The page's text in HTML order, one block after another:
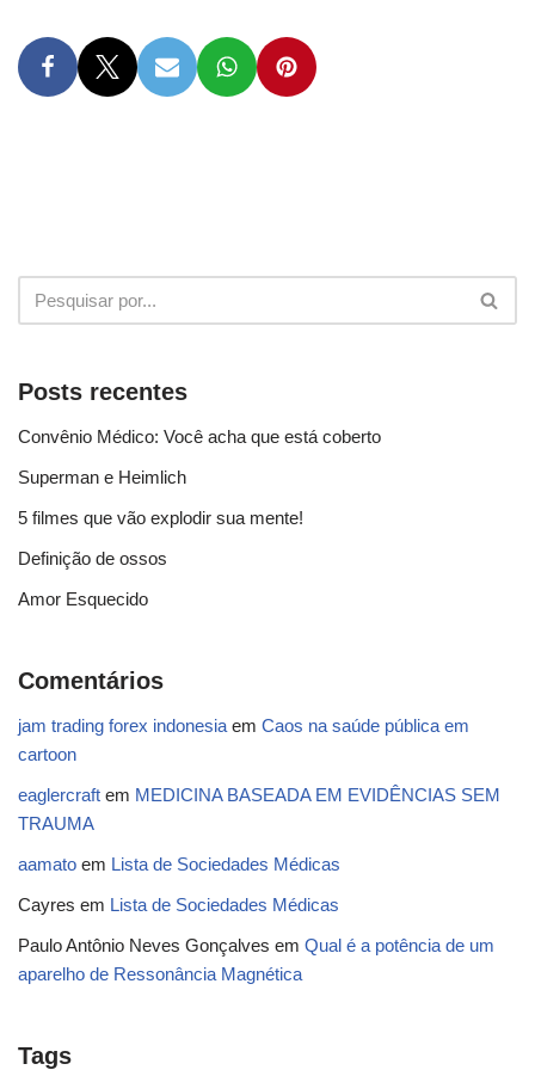
Posts recentes
Convênio Médico: Você acha que está coberto
Superman e Heimlich
5 filmes que vão explodir sua mente!
Definição de ossos
Amor Esquecido
Comentários
jam trading forex indonesia em Caos na saúde pública em
cartoon
eaglercraft em MEDICINA BASEADA EM EVIDÊNCIAS SEM
TRAUMA
aamato em Lista de Sociedades Médicas
Cayres em Lista de Sociedades Médicas
Paulo Antônio Neves Gonçalves em Qual é a potência de um
aparelho de Ressonância Magnética
Tags